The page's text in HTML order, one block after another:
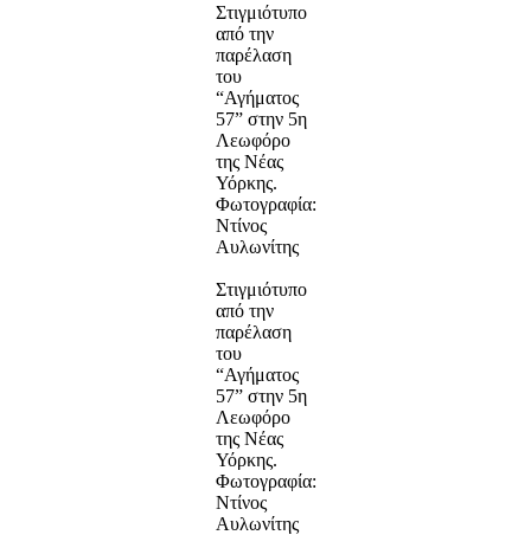
Στιγμιότυπο
από την
παρέλαση
του
“Αγήματος
57” στην 5η
Λεωφόρο
της Νέας
Υόρκης.
Φωτογραφία:
Ντίνος
Αυλωνίτης
Στιγμιότυπο
από την
παρέλαση
του
“Αγήματος
57” στην 5η
Λεωφόρο
της Νέας
Υόρκης.
Φωτογραφία:
Ντίνος
Αυλωνίτης